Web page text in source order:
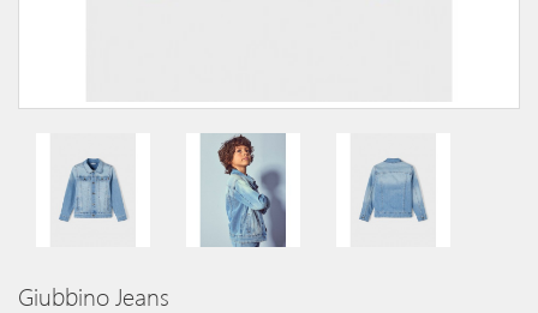
Giubbino Jeans